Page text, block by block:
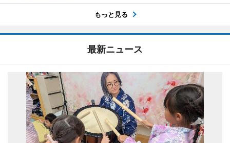
もっと見る
最新ニュース